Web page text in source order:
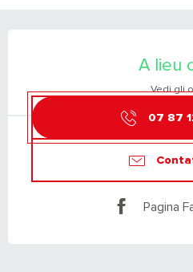
A lieu
Vedi gli
07 87
Pagina